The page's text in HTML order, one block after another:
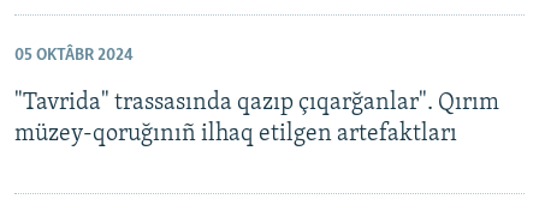
05 OKTÂBR 2024
"Tavrida" trassasında qazıp çıqarğanlar". Qırım
müzey-qoruğınıñ ilhaq etilgen artefaktları